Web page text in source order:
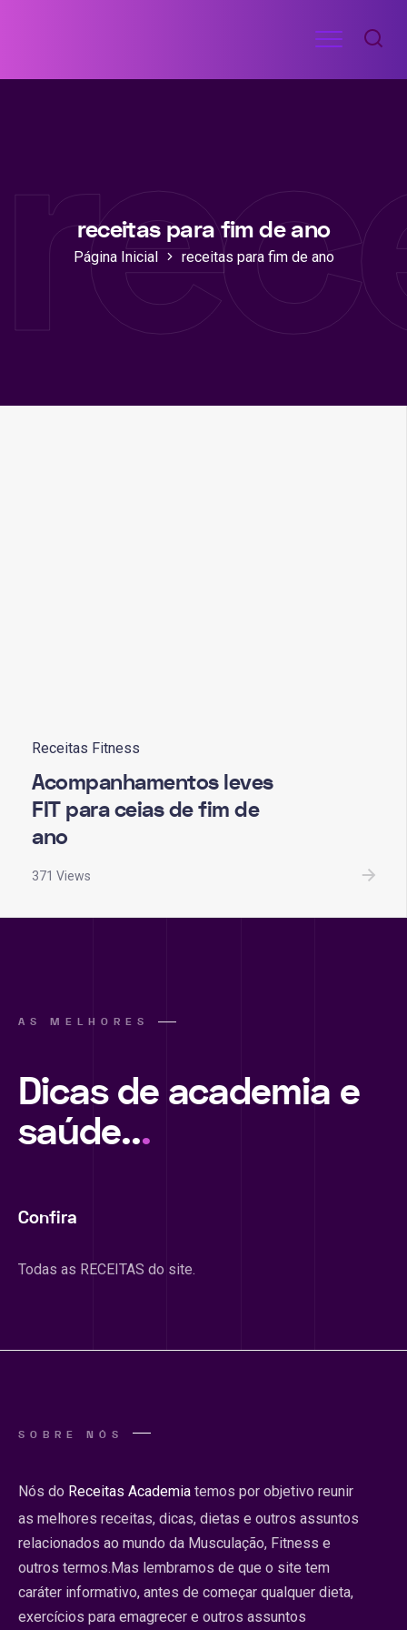
conteúdo
RECEITAS
ACADEMIA
Menu
receitas para fim de ano
Página Inicial receitas para fim de ano
Receitas Fitness
Acompanhamentos leves
FIT para ceias de fim de
ano
371 Views
AS MELHORES
Dicas de academia e
saúde...
Confira
Todas as RECEITAS do site.
SOBRE NÓS
Nós do Receitas Academia temos por objetivo reunir
as melhores receitas, dicas, dietas e outros assuntos
relacionados ao mundo da Musculação, Fitness e
outros termos.Mas lembramos de que o site tem
caráter informativo, antes de começar qualquer dieta,
exercícios para emagrecer e outros assuntos